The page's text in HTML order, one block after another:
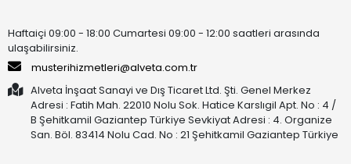
Haftaiçi 09:00 - 18:00 Cumartesi 09:00 - 12:00 saatleri arasında
ulaşabilirsiniz.
musterihizmetleri@alveta.com.tr
Alveta İnşaat Sanayi ve Dış Ticaret Ltd. Şti. Genel Merkez
Adresi : Fatih Mah. 22010 Nolu Sok. Hatice Karslıgil Apt. No : 4 /
B Şehitkamil Gaziantep Türkiye Sevkiyat Adresi : 4. Organize
San. Böl. 83414 Nolu Cad. No : 21 Şehitkamil Gaziantep Türkiye